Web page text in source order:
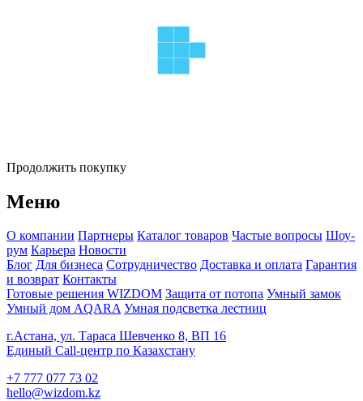
Продолжить покупку
Меню
О компании Партнеры Каталог товаров Частые вопросы Шоу-
рум Карьера Новости
Блог Для бизнеса Сотрудничество Доставка и оплата Гарантия
и возврат Контакты
Готовые решения WIZDOM Защита от потопа Умный замок
Умный дом AQARA Умная подсветка лестниц
г.Астана, ул. Тараса Шевченко 8, ВП 16
Единый Call-центр по Казахстану
+7 777 077 73 02
hello@wizdom.kz